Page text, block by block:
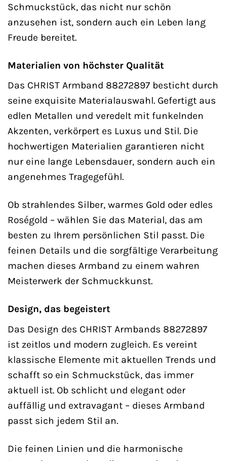
Schmuckstück, das nicht nur schön
anzusehen ist, sondern auch ein Leben lang
Freude bereitet.
Materialien von höchster Qualität
Das CHRIST Armband 88272897 besticht durch
seine exquisite Materialauswahl. Gefertigt aus
edlen Metallen und veredelt mit funkelnden
Akzenten, verkörpert es Luxus und Stil. Die
hochwertigen Materialien garantieren nicht
nur eine lange Lebensdauer, sondern auch ein
angenehmes Tragegefühl.
Ob strahlendes Silber, warmes Gold oder edles
Roségold – wählen Sie das Material, das am
besten zu Ihrem persönlichen Stil passt. Die
feinen Details und die sorgfältige Verarbeitung
machen dieses Armband zu einem wahren
Meisterwerk der Schmuckkunst.
Design, das begeistert
Das Design des CHRIST Armbands 88272897
ist zeitlos und modern zugleich. Es vereint
klassische Elemente mit aktuellen Trends und
schafft so ein Schmuckstück, das immer
aktuell ist. Ob schlicht und elegant oder
auffällig und extravagant – dieses Armband
passt sich jedem Stil an.
Die feinen Linien und die harmonische